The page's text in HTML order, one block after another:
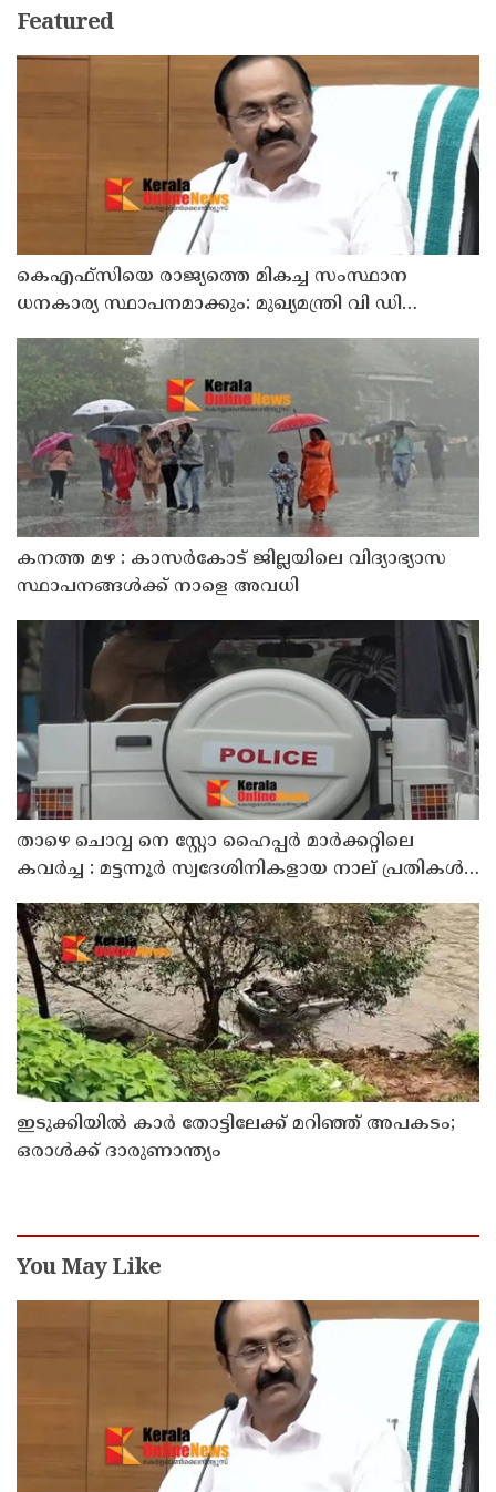
Featured
കെഎഫ്‌സിയെ രാജ്യത്തെ മികച്ച സംസ്ഥാന
ധനകാര്യ സ്ഥാപനമാക്കും: മുഖ്യമന്ത്രി വി ഡി
കനത്ത മഴ : കാസർകോട് ജില്ലയിലെ വിദ്യാഭ്യാസ
സ്ഥാപനങ്ങൾക്ക് നാളെ അവധി
താഴെ ചൊവ്വ നെ സ്റ്റോ ഹൈപ്പർ മാർക്കറ്റിലെ
കവർച്ച : മട്ടന്നൂർ സ്വദേശിനികളായ നാല് പ്രതികൾ
ഇടുക്കിയിൽ കാർ തോട്ടിലേക്ക് മറിഞ്ഞ് അപകടം;
ഒരാൾക്ക് ദാരുണാന്ത്യം
You May Like